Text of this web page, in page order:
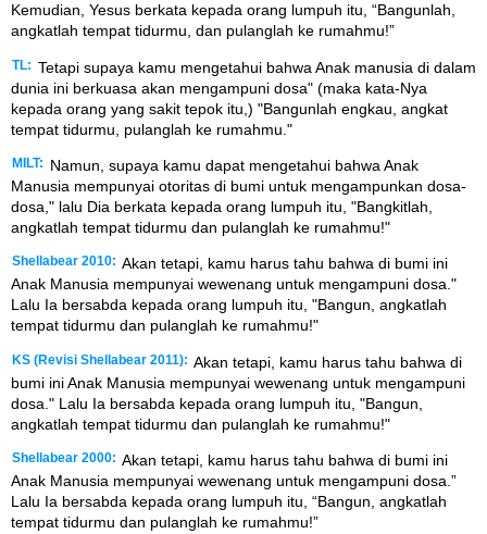
Kemudian, Yesus berkata kepada orang lumpuh itu, “Bangunlah,
angkatlah tempat tidurmu, dan pulanglah ke rumahmu!”
TL: Tetapi supaya kamu mengetahui bahwa Anak manusia di dalam
dunia ini berkuasa akan mengampuni dosa" (maka kata-Nya
kepada orang yang sakit tepok itu,) "Bangunlah engkau, angkat
tempat tidurmu, pulanglah ke rumahmu."
MILT:
Namun, supaya kamu dapat mengetahui bahwa Anak
Manusia mempunyai otoritas di bumi untuk mengampunkan dosa-
dosa," lalu Dia berkata kepada orang lumpuh itu, "Bangkitlah,
angkatlah tempat tidurmu dan pulanglah ke rumahmu!"
Shellabear 2010: Akan tetapi, kamu harus tahu bahwa di bumi ini
Anak Manusia mempunyai wewenang untuk mengampuni dosa."
Lalu Ia bersabda kepada orang lumpuh itu, "Bangun, angkatlah
tempat tidurmu dan pulanglah ke rumahmu!"
KS (Revisi Shellabear 2011): Akan tetapi, kamu harus tahu bahwa di
bumi ini Anak Manusia mempunyai wewenang untuk mengampuni
dosa." Lalu Ia bersabda kepada orang lumpuh itu, "Bangun,
angkatlah tempat tidurmu dan pulanglah ke rumahmu!"
Shellabear 2000: Akan tetapi, kamu harus tahu bahwa di bumi ini
Anak Manusia mempunyai wewenang untuk mengampuni dosa.”
Lalu Ia bersabda kepada orang lumpuh itu, “Bangun, angkatlah
tempat tidurmu dan pulanglah ke rumahmu!”